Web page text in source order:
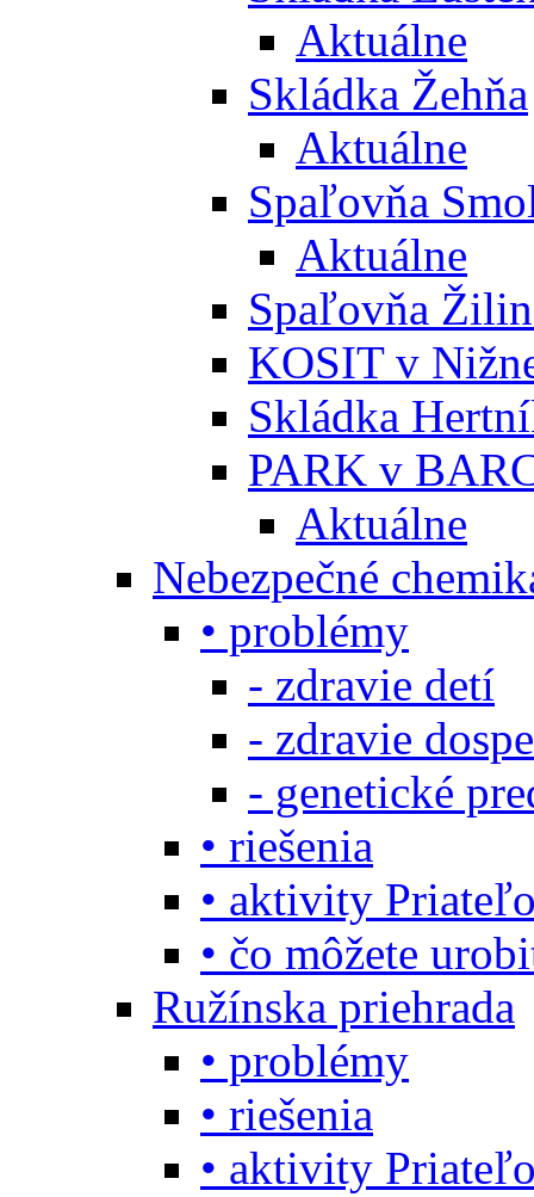
Aktuálne
Skládka Žehňa
Aktuálne
Spaľovňa
Aktuálne
Spaľovňa
KOSIT v
Skládka
PARK v
Aktuálne
Nebezpečné
• problémy
- zdravie detí
- zdravie
- genetické
• riešenia
• aktivity
• čo môžete
Ružínska priehrada
• problémy
• riešenia
• aktivity